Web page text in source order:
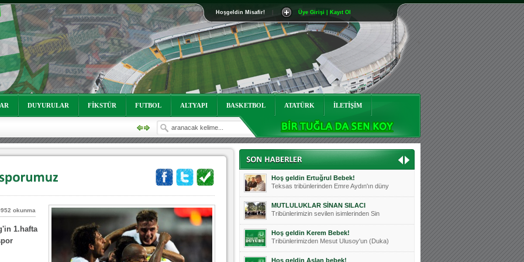
Hoşgeldin Misafir! Üye Girişi | Kayıt Ol
DUYURULAR FİKSTÜR FUTBOL ALTYAPI BASKETBOL ATATÜRK İLETİŞİM
okunma
1.hafta
Mutluluklar Ceyhun Tetik
Teksas tribünlerinin sevilen isimlerinde
Bursasporumuzun önü açılsın is
Teksaslı Bursasporlular Derneği Başkanı
Hoş geldin Alaz Bebek!
Teksas.org sistem yöneticisi, ekibimizin
Hoş geldin Göktuğ Bebek!
Teksas.org ekibimizden ve tribünlerimizi
Hoş geldin Kadir Kağan Bebek!
Teksas tribünlerinden Basri İleri'nin dü
Hoş geldin Ertuğrul Bebek!
Teksas tribünlerinden Emre Aydın'ın düny
MUTLULUKLAR SİNAN SILACI
Tribünlerimizin sevilen isimlerinden Sin
Hoş geldin Kerem Bebek!
Tribünlerimizden Mesut Ulusoy'un (Duka)
Hoş geldin Aslan bebek!